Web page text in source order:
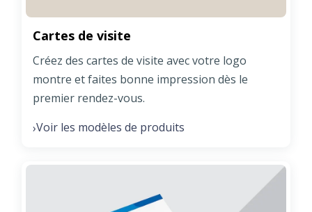
Cartes de visite
Créez des cartes de visite avec votre logo
montre et faites bonne impression dès le
premier rendez-vous.
›Voir les modèles de produits